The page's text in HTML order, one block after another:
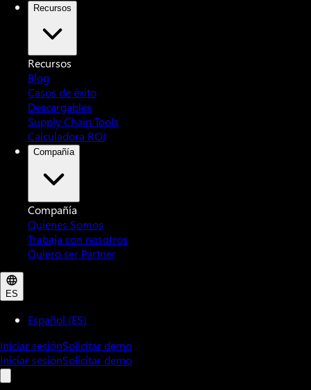
Recursos
Recursos
Blog
Casos de éxito
Descargables
Supply Chain Tools
Calculadora ROI
Compañía
Compañía
Quienes Somos
Trabaja con nosotros
Quiero ser Partner
ES
Español (ES)
Iniciar sesiónSolicitar demo
Iniciar sesiónSolicitar demo